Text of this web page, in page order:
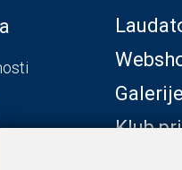
Galerije
Klub